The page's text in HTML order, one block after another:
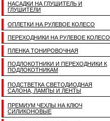
НАСАДКИ НА ГЛУШИТЕЛЬ И
ГЛУШИТЕЛИ
ОПЛЕТКИ НА РУЛЕВОЕ КОЛЕСО
ПЕРЕХОДНИКИ НА РУЛЕВОЕ КОЛЕСО
ПЛЕНКА ТОНИРОВОЧНАЯ
ПОДЛОКОТНИКИ И ПЕРЕХОДНИКИ К
ПОДЛОКОТНИКАМ
ПОДСТВЕТКА СВЕТОДИОДНАЯ
САЛОНА, ЛАМПЫ И ЛЕНТЫ
ПРЕМИУМ ЧЕХЛЫ НА КЛЮЧ
СИЛИКОНОВЫЕ